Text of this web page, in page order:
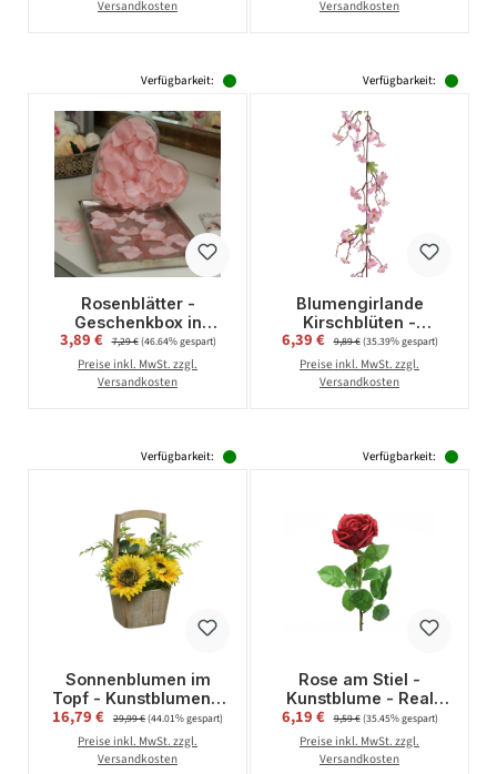
Versandkosten
Versandkosten
Verfügbarkeit:
Rosenblätter -
Geschenkbox in
Herzform -
Kunstblätter -
schwimmend - 150
Verkaufspreis:
3,89 € Regulärer Preis:
7,29 €(46.64% gespart)
Preise inkl. MwSt. zzgl.
Versandkosten
Verfügbarkeit:
Blumengirlande
Kirschblüten -
Kunstblüten - L: 1,8m -
rosa
Verkaufspreis:
6,39 € Regulärer Preis:
9,89 €(35.39% gespart)
Preise inkl. MwSt. zzgl.
Versandkosten
Verfügbarkeit:
Sonnenblumen im
Topf - Kunstblumen -
Dekoblumen - H: 31cm
- gelb
Verkaufspreis:
16,79 € Regulärer Preis:
29,99 €(44.01% gespart)
Preise inkl. MwSt. zzgl.
Versandkosten
Verfügbarkeit:
Rose am Stiel -
Kunstblume - Real
Touch Oberfläche - H:
68cm - rot
Verkaufspreis:
6,19 € Regulärer Preis:
9,59 €(35.45% gespart)
Preise inkl. MwSt. zzgl.
Versandkosten